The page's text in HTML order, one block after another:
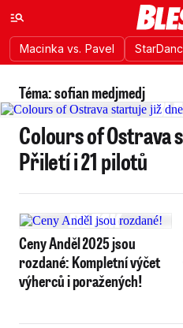
Macinka vs. Pavel
Téma: sofian medjmedj
Colours of Ostrava
Přiletí i 21 pilotů
Ceny Anděl 2025 jsou
rozdané: Kompletní výčet
výherců i poražených!